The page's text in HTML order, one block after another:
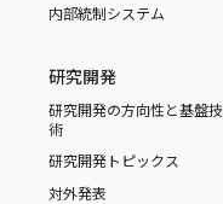
内部統制システム
研究開発
研究開発の方向性と基盤技
術
研究開発トピックス
対外発表